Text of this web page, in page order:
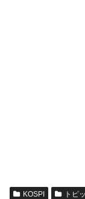
KOSPI トピ